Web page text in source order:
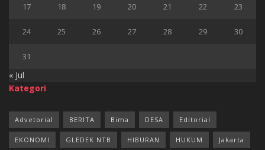
17 18 19 20 21 22 23
24 25 26 27 28 29 30
31
« Jul
Kategori
Advetorial BERITA Bima DESA Editorial
EKONOMI GLEDEK NTB HIBURAN HUKUM Jakarta